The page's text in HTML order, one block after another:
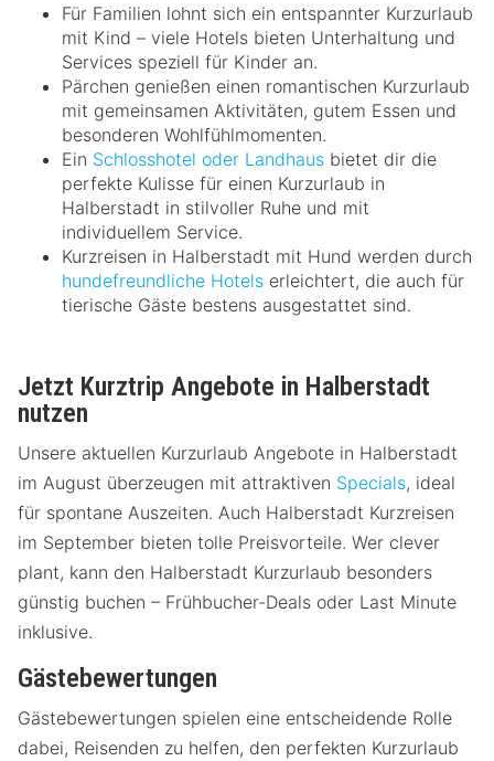
Für Familien lohnt sich ein entspannter Kurzurlaub
mit Kind – viele Hotels bieten Unterhaltung und
Services speziell für Kinder an.
Pärchen genießen einen romantischen Kurzurlaub
mit gemeinsamen Aktivitäten, gutem Essen und
besonderen Wohlfühlmomenten.
Ein Schlosshotel oder Landhaus bietet dir die
perfekte Kulisse für einen Kurzurlaub in
Halberstadt in stilvoller Ruhe und mit
individuellem Service.
Kurzreisen in Halberstadt mit Hund werden durch
hundefreundliche Hotels erleichtert, die auch für
tierische Gäste bestens ausgestattet sind.
Jetzt Kurztrip Angebote in Halberstadt
nutzen
Unsere aktuellen Kurzurlaub Angebote in Halberstadt
im August überzeugen mit attraktiven Specials, ideal
für spontane Auszeiten. Auch Halberstadt Kurzreisen
im September bieten tolle Preisvorteile. Wer clever
plant, kann den Halberstadt Kurzurlaub besonders
günstig buchen – Frühbucher-Deals oder Last Minute
inklusive.
Gästebewertungen
Gästebewertungen spielen eine entscheidende Rolle
dabei, Reisenden zu helfen, den perfekten Kurzurlaub